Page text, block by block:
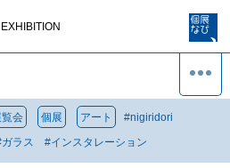
EXHIBITION
会 個展 アート #nigiridori
ガラス #インスタレーション